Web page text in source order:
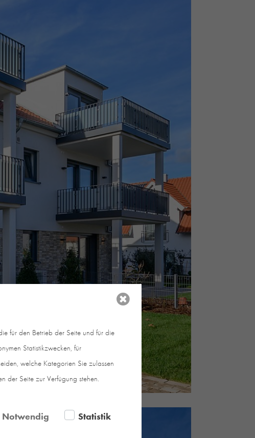
für den Betrieb der Seite und für die
Statistikzwecken, für
welche Kategorien Sie zulassen
der Seite zur Verfügung stehen.
Notwendig Statistik